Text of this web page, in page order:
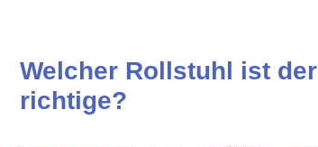
Welcher Rollstuhl ist der
richtige?